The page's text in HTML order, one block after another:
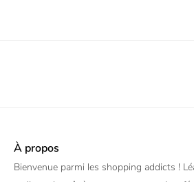
À propos
Bienvenue parmi les shopping addicts !